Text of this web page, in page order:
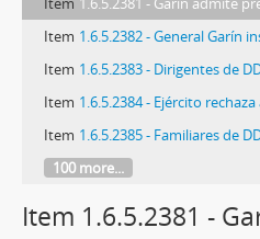
Item 1.6.5.2382 - General Garín
Item 1.6.5.2383 - Dirigentes de DD.HH.
Item 1.6.5.2384 - Ejército rechaza
Item 1.6.5.2385 - Familiares de DD.DD.:
100 more...
Item 1.6.5.2381 -